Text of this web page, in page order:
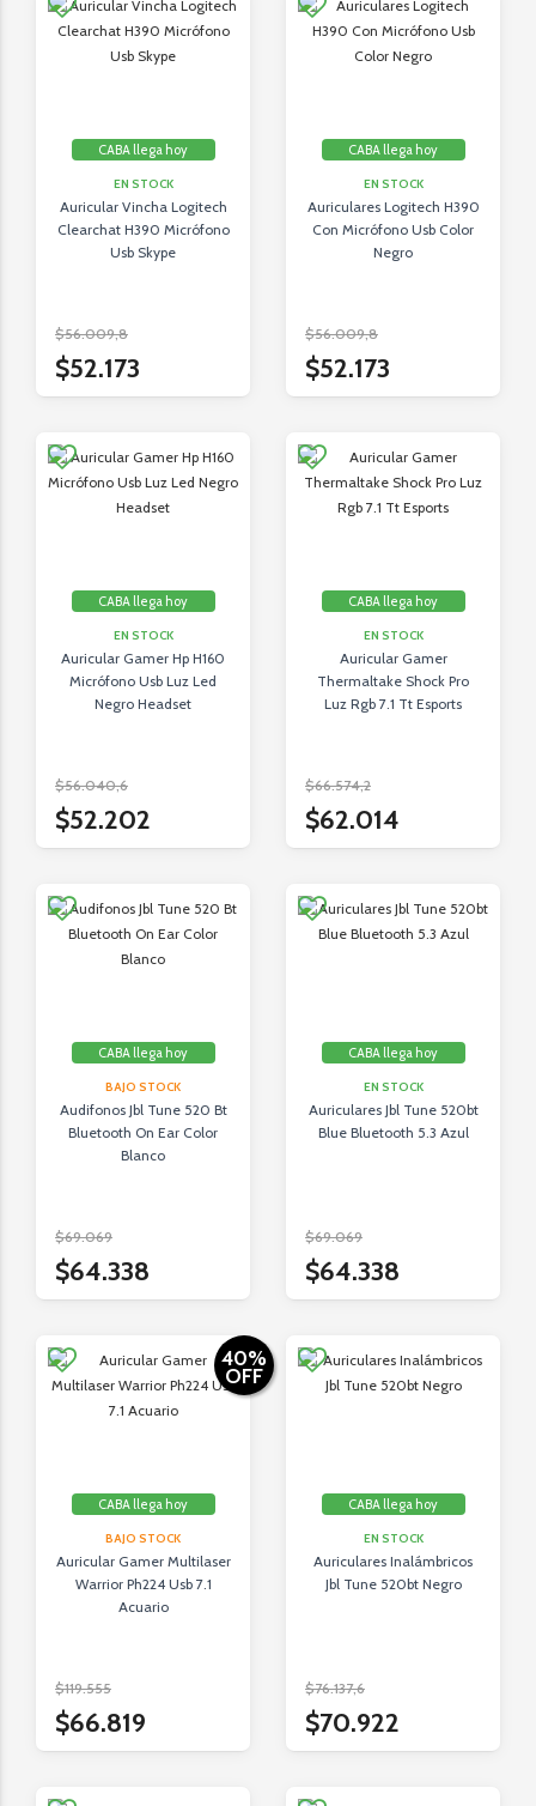
CABA llega hoy
EN STOCK
Auricular Vincha Logitech
Clearchat H390 Micrófono
Usb Skype
$56.009,8
$52.173
CABA llega hoy
EN STOCK
Auriculares Logitech H390
Con Micrófono Usb Color
Negro
$56.009,8
$52.173
CABA llega hoy
EN STOCK
Auricular Gamer Hp H160
Micrófono Usb Luz Led
Negro Headset
$56.040,6
$52.202
CABA llega hoy
EN STOCK
Auricular Gamer
Thermaltake Shock Pro
Luz Rgb 7.1 Tt Esports
$66.574,2
$62.014
CABA llega hoy
BAJO STOCK
Audifonos Jbl Tune 520 Bt
Bluetooth On Ear Color
Blanco
$69.069
$64.338
CABA llega hoy
EN STOCK
Auriculares Jbl Tune 520bt
Blue Bluetooth 5.3 Azul
$69.069
$64.338
CABA llega hoy
BAJO STOCK
Auricular Gamer Multilaser
Warrior Ph224 Usb 7.1
Acuario
40%
OFF
$119.555
$66.819
CABA llega hoy
EN STOCK
Auriculares Inalámbricos
Jbl Tune 520bt Negro
$76.137,6
$70.922